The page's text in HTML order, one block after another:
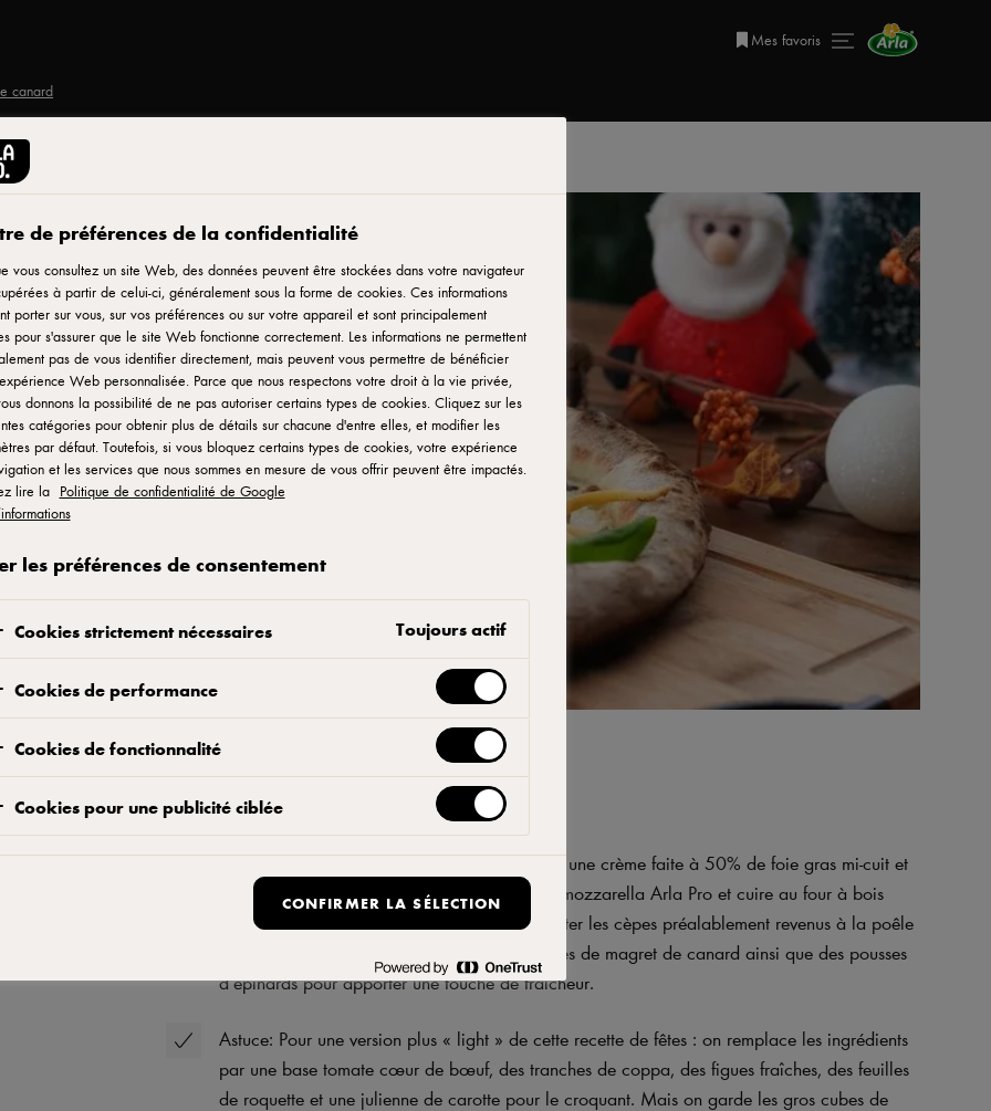
Mes favoris
canard
Imprimer
et
et du terroir.
et à l’ail,
mozzarella
Le tout réunit
change des
pour une
Ouest.
Préparation
Abaisser la pâte à pizza et étaler sur la base, une crème faite à 50% de foie gras mi-cuit et
50% de crème fraiche. Ajouter des cubes de mozzarella Arla Pro et cuire au four à bois
pendant 2-3 mi-nutes. A la sortie du four, ajouter les cèpes préalablement revenus à la poêle
avec une noix de beurre et de l’ail, les tranches de magret de canard ainsi que des pousses
d’épinards pour apporter une touche de fraîcheur.
Astuce: Pour une version plus « light » de cette recette de fêtes : on remplace les ingrédients
par une base tomate cœur de bœuf, des tranches de coppa, des figues fraîches, des feuilles
de roquette et une julienne de carotte pour le croquant. Mais on garde les gros cubes de
de préférences de la confidentialité
vous consultez un site Web, des données peuvent être stockées dans votre navigateur
à partir de celui-ci, généralement sous la forme de cookies. Ces informations
porter sur vous, sur vos préférences ou sur votre appareil et sont principalement
pour s'assurer que le site Web fonctionne correctement. Les informations ne permettent
pas de vous identifier directement, mais peuvent vous permettre de bénéficier
Web personnalisée. Parce que nous respectons votre droit à la vie privée,
donnons la possibilité de ne pas autoriser certains types de cookies. Cliquez sur les
catégories pour obtenir plus de détails sur chacune d'entre elles, et modifier les
par défaut. Toutefois, si vous bloquez certains types de cookies, votre expérience
et les services que nous sommes en mesure de vous offrir peuvent être impactés.
lire la Politique de confidentialité de Google
les préférences de consentement
Cookies strictement nécessaires Toujours actif
Cookies de performance
Cookies de fonctionnalité
Cookies pour une publicité ciblée
CONFIRMER LA SÉLECTION